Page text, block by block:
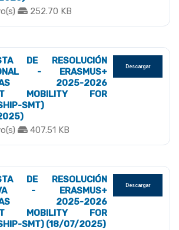
252.70 KB
DE RESOLUCIÓN
- ERASMUS+
2025-2026
MOBILITY FOR
SMT)
407.51 KB
Descargar
DE RESOLUCIÓN
- ERASMUS+
2025-2026
MOBILITY FOR
SMT) (18/07/2025)
Descargar